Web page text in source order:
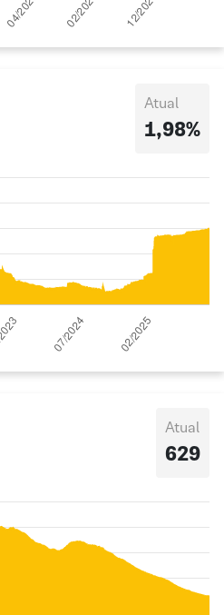
Atual
1,98%
Atual
629